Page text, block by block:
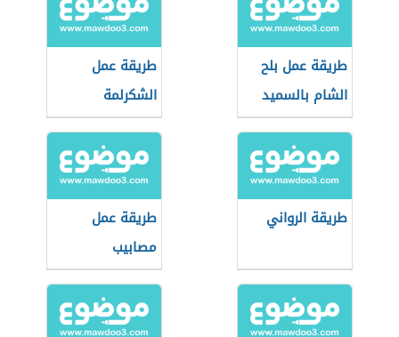
طريقة عمل بلح
الشام بالسميد
طريقة عمل
الشكرلمة
الموصلية
طريقة الرواني
طريقة عمل
مصابيب